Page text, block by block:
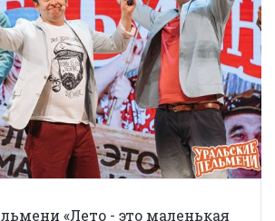
«Лето - это маленькая